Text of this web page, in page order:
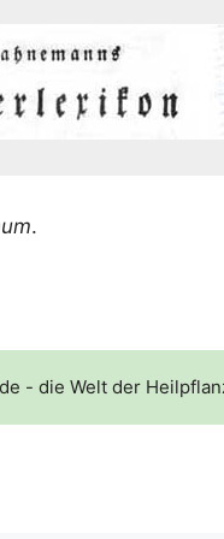
.
- die Welt der